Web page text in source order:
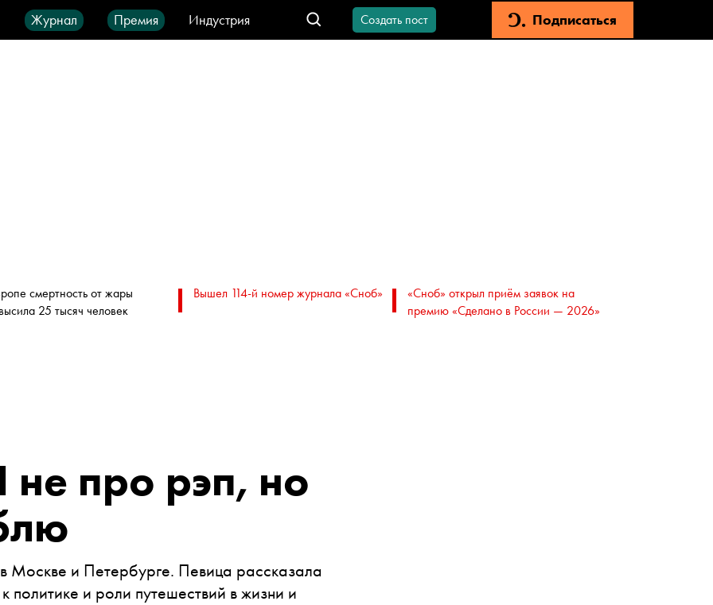
Журнал Премия
Индустрия
Город IT-продукты
Создать пост Подписаться
смертность от жары
25 тысяч человек
Вышел 114-й номер журнала «Сноб»
«Сноб» открыл приём заявок на
премию «Сделано в России — 2026»
про рэп, но
Москве и Петербурге. Певица рассказала
и роли путешествий в жизни и